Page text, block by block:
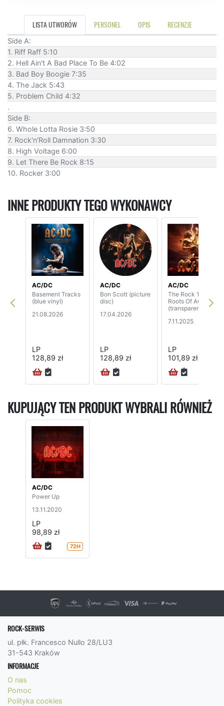
LISTA UTWORÓW PERSONEL OPIS RECENZJE
Side A:
1. Riff Raff 5:10
2. Hell Ain't A Bad Place To Be 4:02
3. Bad Boy Boogie 7:35
4. The Jack 5:43
5. Problem Child 4:32
.
Side B:
6. Whole Lotta Rosie 3:50
7. Rock'n'Roll Damnation 3:30
8. High Voltage 6:00
9. Let There Be Rock 8:15
10. Rocker 3:00
INNE PRODUKTY TEGO WYKONAWCY
AC/DC
Basement Tracks
(blue vinyl)
21.08.2026
LP
128,89 zł
AC/DC
Bon Scott (picture
disc)
17.04.2026
LP
128,89 zł
AC/DC
The Rock ‘N’
Roots Of AC/DC
(transparent vinyl)
7.11.2025
LP
101,89 zł
KUPUJĄCY TEN PRODUKT WYBRALI RÓWNIEŻ
AC/DC
Power Up
13.11.2020
LP
98,89 zł
72H
ROCK-SERWIS
ul. płk. Francesco Nullo 28/LU3
31-543 Kraków
INFORMACJE
O nas
Pomoc
Polityka cookies